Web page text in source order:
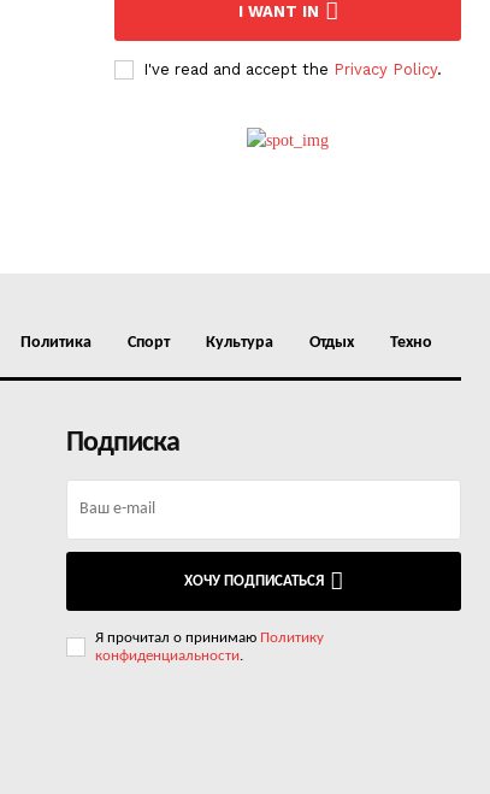
I WANT IN
I've read and accept the Privacy Policy.
Политика Спорт Культура Отдых Техно
Подписка
ХОЧУ ПОДПИСАТЬСЯ
Я прочитал о принимаю Политику
конфиденциальности.